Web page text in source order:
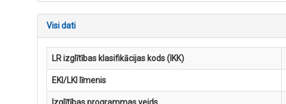
Visi dati
LR izglītības klasifikācijas kods (IKK)
EKI/LKI līmenis